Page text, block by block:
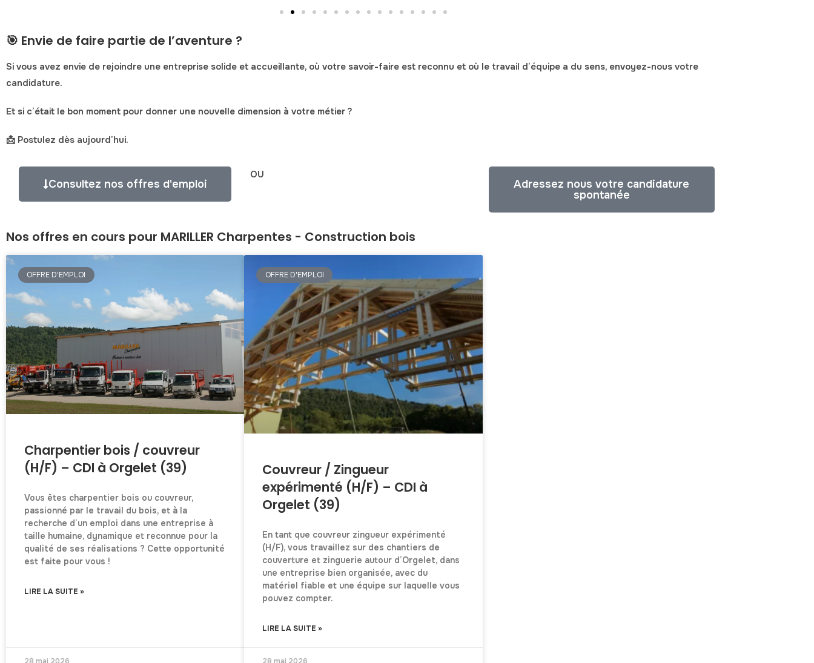
🎯 Envie de faire partie de l’aventure ?
Si vous avez envie de rejoindre une entreprise solide et accueillante, où votre savoir-faire est reconnu et où le travail d’équipe a du sens, envoyez-nous votre
candidature.
Et si c’était le bon moment pour donner une nouvelle dimension à votre métier ?
📩 Postulez dès aujourd’hui.
Consultez nos offres d'emploi
OU
Adressez nous votre candidature
spontanée
Nos offres en cours pour MARILLER Charpentes - Construction bois
OFFRE D'EMPLOI
Charpentier bois / couvreur
(H/F) – CDI à Orgelet (39)
Vous êtes charpentier bois ou couvreur,
passionné par le travail du bois, et à la
recherche d’un emploi dans une entreprise à
taille humaine, dynamique et reconnue pour la
qualité de ses réalisations ? Cette opportunité
est faite pour vous !
LIRE LA SUITE »
OFFRE D'EMPLOI
Couvreur / Zingueur
expérimenté (H/F) – CDI à
Orgelet (39)
En tant que couvreur zingueur expérimenté
(H/F), vous travaillez sur des chantiers de
couverture et zinguerie autour d’Orgelet, dans
une entreprise bien organisée, avec du
matériel fiable et une équipe sur laquelle vous
pouvez compter.
LIRE LA SUITE »